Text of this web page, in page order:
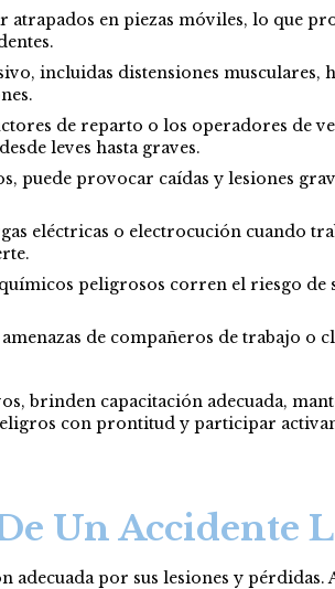
en piezas móviles, lo que
incluidas distensiones musculares,
de reparto o los operadores de
leves hasta graves.
puede provocar caídas y lesiones
eléctricas o electrocución cuando
peligrosos corren el riesgo de
de compañeros de trabajo o
brinden capacitación adecuada,
con prontitud y participar
Un Accidente
adecuada por sus lesiones y pérdidas.